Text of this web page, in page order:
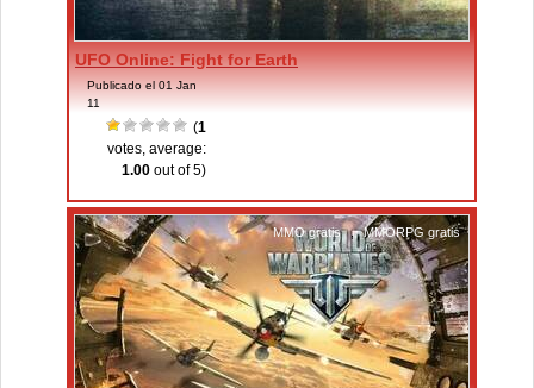
UFO Online: Fight for Earth
Publicado el 01 Jan
11
(1
votes, average:
1.00 out of 5)
MMO gratis , MMORPG gratis